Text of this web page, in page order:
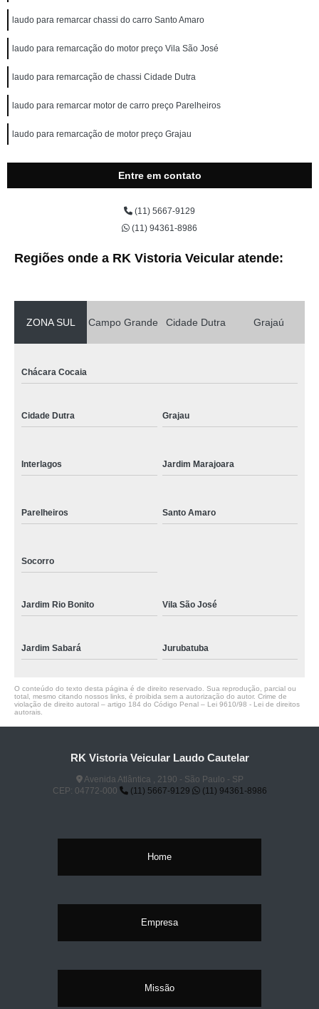
laudo para remarcar chassi do carro Santo Amaro
laudo para remarcação do motor preço Vila São José
laudo para remarcação de chassi Cidade Dutra
laudo para remarcar motor de carro preço Parelheiros
laudo para remarcação de motor preço Grajau
Entre em contato
(11) 5667-9129
(11) 94361-8986
Regiões onde a RK Vistoria Veicular atende:
ZONA SUL Campo Grande Cidade Dutra Grajaú
Chácara Cocaia
Cidade Dutra Grajau
Interlagos Jardim Marajoara
Parelheiros Santo Amaro
Socorro
Jardim Rio Bonito Vila São José
Jardim Sabará Jurubatuba
O conteúdo do texto desta página é de direito reservado. Sua reprodução, parcial ou
total, mesmo citando nossos links, é proibida sem a autorização do autor. Crime de
violação de direito autoral – artigo 184 do Código Penal – Lei 9610/98 - Lei de direitos
autorais
RK Vistoria Veicular Laudo Cautelar
Avenida Atlântica , 2190 - São Paulo - SP
CEP: 04772-000
(11) 5667-9129 (11) 94361-8986
Home
Empresa
Missão